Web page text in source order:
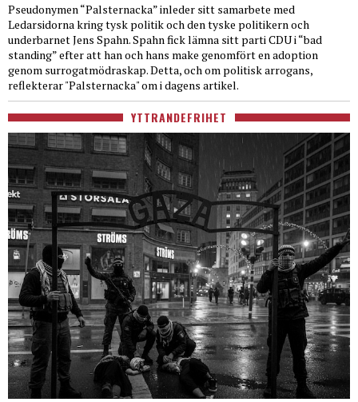
Pseudonymen “Palsternacka” inleder sitt samarbete med
Ledarsidorna kring tysk politik och den tyske politikern och
underbarnet Jens Spahn. Spahn fick lämna sitt parti CDU i “bad
standing” efter att han och hans make genomfört en adoption
genom surrogatmödraskap. Detta, och om politisk arrogans,
reflekterar "Palsternacka" om i dagens artikel.
YTTRANDEFRIHET